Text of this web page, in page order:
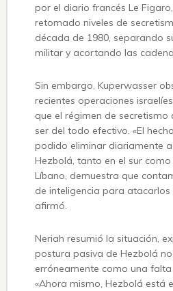
por el diario francés Le
retomado niveles de
década de 1980, separando
militar y acortando las
Sin embargo, Kuperwasser
recientes operaciones
que el régimen de
ser del todo efectivo. «El
podido eliminar diariamente
Hezbolá, tanto en el sur
Líbano, demuestra que
de inteligencia para atacarlos
afirmó.
Neriah resumió la situación,
postura pasiva de Hezbolá
erróneamente como una
«Ahora mismo, Hezbolá está